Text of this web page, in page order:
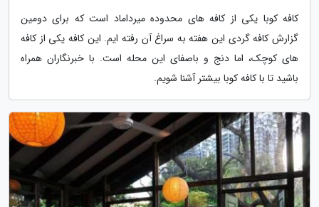
کافه کوبا یکی از کافه های محدوده میرداماد است که برای دومین
گزارش کافه گردی این هفته به سراغ آن رفته ایم. این کافه یکی از کافه
های کوچک، اما دنج و باصفای این محله است. با خبرنگاران همراه
باشید تا با کافه کوبا بیشتر آشنا شویم.